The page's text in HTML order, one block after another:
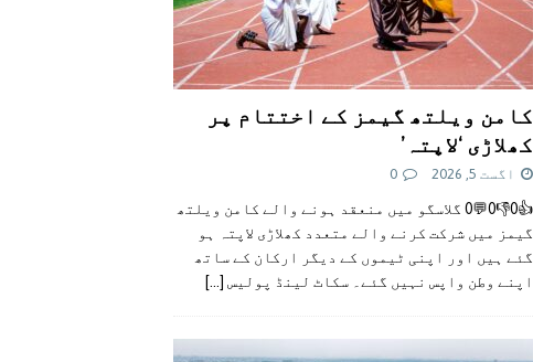
کامن ویلتھ گیمز کے اختتام پر
کھلاڑی ‘لاپتہ’
اگست 5, 2026 0
👍0👎0💬0 گلاسگو میں منعقد ہونے والے کامن ویلتھ
گیمز میں شرکت کرنے والے متعدد کھلاڑی لاپتہ ہو
گئے ہیں اور اپنی ٹیموں کے دیگر ارکان کے ساتھ
اپنے وطن واپس نہیں گئے۔ سکاٹ لینڈ پولیس [...]